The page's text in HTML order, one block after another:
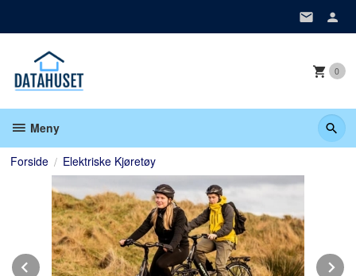
0
Meny
Forside Elektriske Kjøretøy
Prev